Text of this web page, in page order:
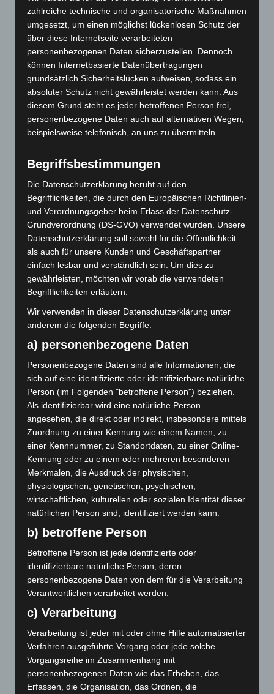
eine interpretative und eine implikative.
Eine interpretative Abwehr beschreibt die Strategie,
zwar die Umstände anzuerkennen, aber sich noch mit
hoffnungsvollen Zeichen zu beruhigen – Z.B.: „Der CO2
Gehalt in der Atmosphäre steigt zwar, aber es werden ja
auch jede Menge Windräder gebaut.“
Mit implikativ ist gemeint, dass die Schwierigkeiten, die
mit der Entwicklung verbunden sind zwar klar gesehen
werden, dass daraus aber Aktivitäten entstehen, die
mit den zukünftigen Schwierigkeiten umzugehen – Z.B.
Medien posten usw.
Psychotherapie und Klimaängste
Es scheint, als würden die Ängste zu diesem Thema
tatsächlich zunehmen. Vor allem Kinder und
Jugendliche fühlen sich von der Entwicklung bedroht,
ihre betroffenen Kinder) unter der Situation. Die
Themen der Betroffenen lassen sich mühelos der Liste
von Kübler-Ross zuordnen – Ohnmacht, Ängste, Zorn,
Grübelei, Trauer und Depression.
Was kann Psychotherapie hier anbieten? Ist sie
überhaupt in der Lage, angemessen mit diesen
Symptomen umzugehen? Schließlich geht es nicht um
biografische, systemische oder strukturell bedingte
Befindlichkeiten, sondern um die Konfrontation mit
realen Fakten. Man könnte sagen, dass diese
Befindlichkeiten gesunde (zumindest aber normale)
Reaktionen auf eine kranke Umweltentwicklung sind.
Eine Faustregel in der PT ist, dass die Anerkenntnis der
Wahrheit zwar oft schmerzhaft ist, aber letztlich der
und wieder handlungsfähig zu werden.
Die Integration der Gefühle mag aus biografischen
Gründen erschwert sein. Aber auch wenn das nicht der
Fall ist, kann eine PT dabei unterstützen, die Integration
zu erleichtern. Allerdings sollte der/die
Psychotherapeut*in sich Rechenschaft darüber ablegen,
Gegenwart und Zukunft umgeht, damit die
Verleugnung nicht einfach weitergeht.
zahlreiche technische und organisatorische Maßnahmen
umgesetzt, um einen möglichst lückenlosen Schutz der
über diese Internetseite verarbeiteten
personenbezogenen Daten sicherzustellen. Dennoch
können Internetbasierte Datenübertragungen
grundsätzlich Sicherheitslücken aufweisen, sodass ein
absoluter Schutz nicht gewährleistet werden kann. Aus
diesem Grund steht es jeder betroffenen Person frei,
personenbezogene Daten auch auf alternativen Wegen,
beispielsweise telefonisch, an uns zu übermitteln.
Begriffsbestimmungen
Die Datenschutzerklärung beruht auf den
Begrifflichkeiten, die durch den Europäischen Richtlinien-
und Verordnungsgeber beim Erlass der Datenschutz-
Grundverordnung (DS-GVO) verwendet wurden. Unsere
Datenschutzerklärung soll sowohl für die Öffentlichkeit
als auch für unsere Kunden und Geschäftspartner
einfach lesbar und verständlich sein. Um dies zu
gewährleisten, möchten wir vorab die verwendeten
Begrifflichkeiten erläutern.
Wir verwenden in dieser Datenschutzerklärung unter
anderem die folgenden Begriffe:
a) personenbezogene Daten
Personenbezogene Daten sind alle Informationen, die
sich auf eine identifizierte oder identifizierbare natürliche
Person (im Folgenden "betroffene Person") beziehen.
Als identifizierbar wird eine natürliche Person
angesehen, die direkt oder indirekt, insbesondere mittels
Zuordnung zu einer Kennung wie einem Namen, zu
einer Kennnummer, zu Standortdaten, zu einer Online-
Kennung oder zu einem oder mehreren besonderen
Merkmalen, die Ausdruck der physischen,
physiologischen, genetischen, psychischen,
wirtschaftlichen, kulturellen oder sozialen Identität dieser
natürlichen Person sind, identifiziert werden kann.
b) betroffene Person
Betroffene Person ist jede identifizierte oder
identifizierbare natürliche Person, deren
personenbezogene Daten von dem für die Verarbeitung
Verantwortlichen verarbeitet werden.
c) Verarbeitung
Verarbeitung ist jeder mit oder ohne Hilfe automatisierter
Verfahren ausgeführte Vorgang oder jede solche
Vorgangsreihe im Zusammenhang mit
personenbezogenen Daten wie das Erheben, das
Erfassen, die Organisation, das Ordnen, die